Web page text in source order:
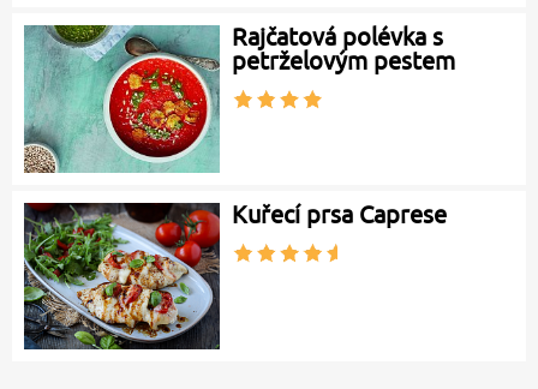
Rajčatová polévka s
petrželovým pestem
Kuřecí prsa Caprese